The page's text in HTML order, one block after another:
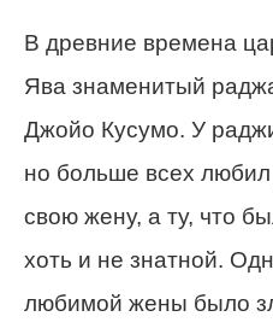
В древние времена
Ява знаменитый
Джойо Кусумо. У
но больше всех
свою жену, а ту, что
хоть и не знатной.
любимой жены было